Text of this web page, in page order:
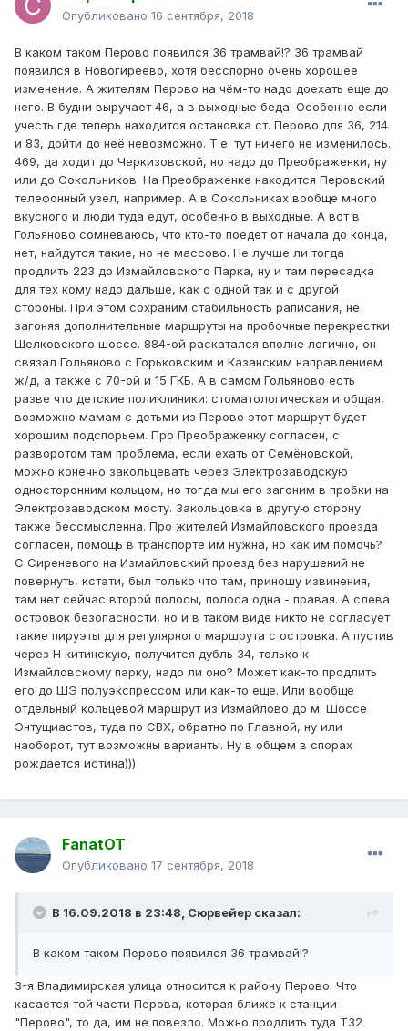
Опубликовано 16 сентября, 2018
В каком таком Перово появился 36 трамвай!? 36 трамвай
появился в Новогиреево, хотя бесспорно очень хорошее
изменение. А жителям Перово на чём-то надо доехать еще до
него. В будни выручает 46, а в выходные беда. Особенно если
учесть где теперь находится остановка ст. Перово для 36, 214
и 83, дойти до неё невозможно. Т.е. тут ничего не изменилось.
469, да ходит до Черкизовской, но надо до Преображенки, ну
или до Сокольников. На Преображенке находится Перовский
телефонный узел, например. А в Сокольниках вообще много
вкусного и люди туда едут, особенно в выходные. А вот в
Гольяново сомневаюсь, что кто-то поедет от начала до конца,
нет, найдутся такие, но не массово. Не лучше ли тогда
продлить 223 до Измайловского Парка, ну и там пересадка
для тех кому надо дальше, как с одной так и с другой
стороны. При этом сохраним стабильность раписания, не
загоняя дополнительные маршруты на пробочные перекрестки
Щелковского шоссе. 884-ой раскатался вполне логично, он
связал Гольяново с Горьковским и Казанским направлением
ж/д, а также с 70-ой и 15 ГКБ. А в самом Гольяново есть
разве что детские поликлиники: стоматологическая и общая,
возможно мамам с детьми из Перово этот маршрут будет
хорошим подспорьем. Про Преображенку согласен, с
разворотом там проблема, если ехать от Семёновской,
можно конечно закольцевать через Электрозаводскую
односторонним кольцом, но тогда мы его загоним в пробки на
Электрозаводском мосту. Закольцовка в другую сторону
также бессмысленна. Про жителей Измайловского проезда
согласен, помощь в транспорте им нужна, но как им помочь?
С Сиреневого на Измайловский проезд без нарушений не
повернуть, кстати, был только что там, приношу извинения,
там нет сейчас второй полосы, полоса одна - правая. А слева
островок безопасности, но и в таком виде никто не согласует
такие пируэты для регулярного маршрута с островка. А пустив
через Н китинскую, получится дубль 34, только к
Измайловскому парку, надо ли оно? Может как-то продлить
его до ШЭ полуэкспрессом или как-то еще. Или вообще
отдельный кольцевой маршрут из Измайлово до м. Шоссе
Энтущиастов, туда по СВХ, обратно по Главной, ну или
наоборот, тут возможны варианты. Ну в общем в спорах
рождается истина)))
FanatOT
Опубликовано 17 сентября, 2018
В 16.09.2018 в 23:48, Сюрвейер сказал:
В каком таком Перово появился 36 трамвай!?
3-я Владимирская улица относится к району Перово. Что
касается той части Перова, которая ближе к станции
"Перово", то да, им не повезло. Можно продлить туда Т32